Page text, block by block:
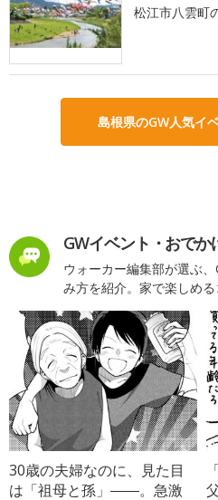
松江市八雲町
島根県のGW人気イ
GWイベント・おでか
ウォーカー編集部が選ぶ
み方を紹介。家で楽しめる
30歳の夫婦なのに、見た目
は「祖母と孫」――。急激